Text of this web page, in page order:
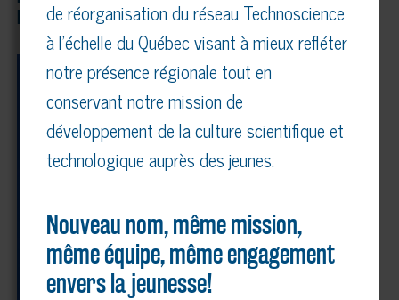
EXPÉRIENCES EXCITANTES (TOME 2)
de réorganisation du réseau Technoscience
à l’échelle du Québec visant à mieux refléter
notre présence régionale tout en
conservant notre mission de
développement de la culture scientifique et
technologique auprès des jeunes.
Nouveau nom, même mission,
même équipe, même engagement
envers la jeunesse!